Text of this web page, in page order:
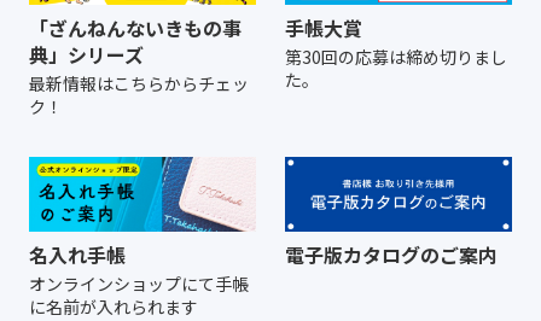
「ざんねんないきもの事
典」シリーズ
最新情報はこちらからチェッ
ク！
手帳大賞
第30回の応募は締め切りまし
た。
名入れ手帳
オンラインショップにて手帳
に名前が入れられます
電子版カタログのご案内